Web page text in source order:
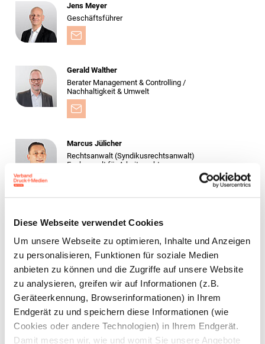
Diese Webseite verwendet Cookies
Um unsere Webseite zu optimieren, Inhalte und Anzeigen
zu personalisieren, Funktionen für soziale Medien
anbieten zu können und die Zugriffe auf unsere Website
zu analysieren, greifen wir auf Informationen (z.B.
Geräteerkennung, Browserinformationen) in Ihrem
Endgerät zu und speichern diese Informationen (wie
Cookies oder andere Technologien) in Ihrem Endgerät.
Damit messen wir, wie und womit Sie unsere Angebote
Jens Meyer
Geschäftsführer
Gerald Walther
Berater Management & Controlling /
Nachhaltigkeit & Umwelt
Marcus Jülicher
Rechtsanwalt (Syndikusrechtsanwalt)
Fachanwalt für Arbeitsrecht
Bastian Elflein, LL.M.
Rechtsanwalt (Syndikus­rechtsanwalt)
Stv. Leiter Recht und Sozialpolitik
Berit Weide-Schörghuber
Rechtsanwältin (Syndikusrechtsanwältin)